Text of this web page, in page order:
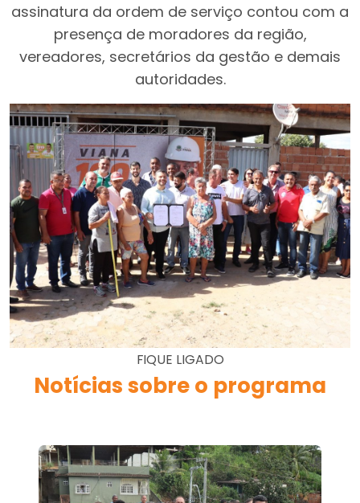
assinatura da ordem de serviço contou com a
presença de moradores da região,
vereadores, secretários da gestão e demais
autoridades.
FIQUE LIGADO
Notícias sobre o programa